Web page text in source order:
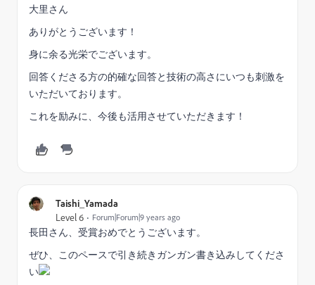
大里さん
ありがとうございます！
身に余る光栄でございます。
回答くださる方の的確な回答と技術の高さにいつも刺激を
いただいております。
これを励みに、今後も活用させていただきます！
Taishi_Yamada
Level 6 Forum|Forum|9 years ago
長田さん、受賞おめでとうございます。
ぜひ、このペースで引き続きガンガン書き込みしてくださ
い